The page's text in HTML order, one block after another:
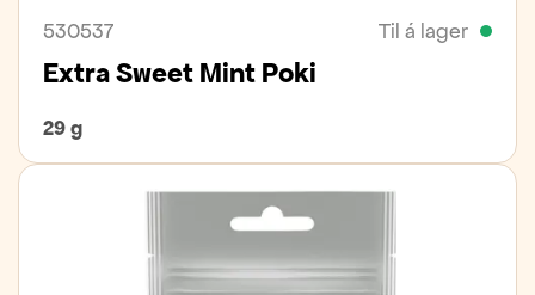
530537 Til á lager
Extra Sweet Mint Poki
29 g